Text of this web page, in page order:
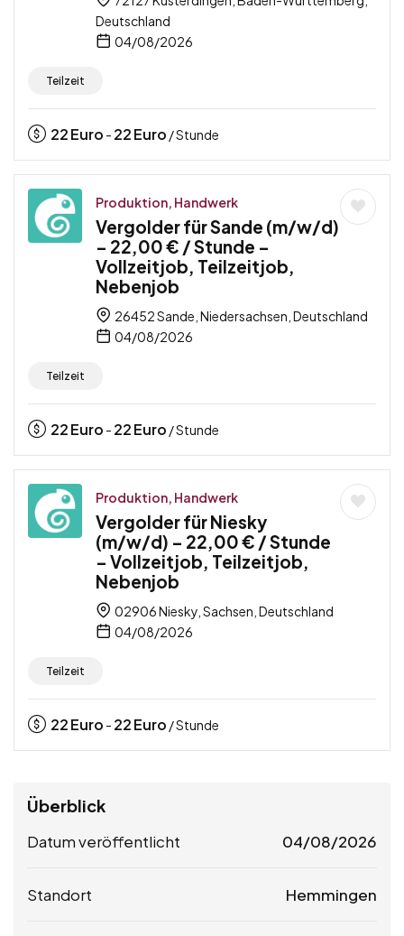
Deutschland
04/08/2026
Teilzeit
22Euro - 22Euro / Stunde
Produktion, Handwerk
Vergolder für Sande (m/w/d)
– 22,00 € / Stunde –
Vollzeitjob, Teilzeitjob,
Nebenjob
26452 Sande, Niedersachsen, Deutschland
04/08/2026
Teilzeit
22Euro - 22Euro / Stunde
Produktion, Handwerk
Vergolder für Niesky
(m/w/d) – 22,00 € / Stunde
– Vollzeitjob, Teilzeitjob,
Nebenjob
02906 Niesky, Sachsen, Deutschland
04/08/2026
Teilzeit
22Euro - 22Euro / Stunde
Überblick
Datum veröffentlicht 04/08/2026
Standort Hemmingen